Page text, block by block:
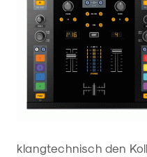
klangtechnisch den